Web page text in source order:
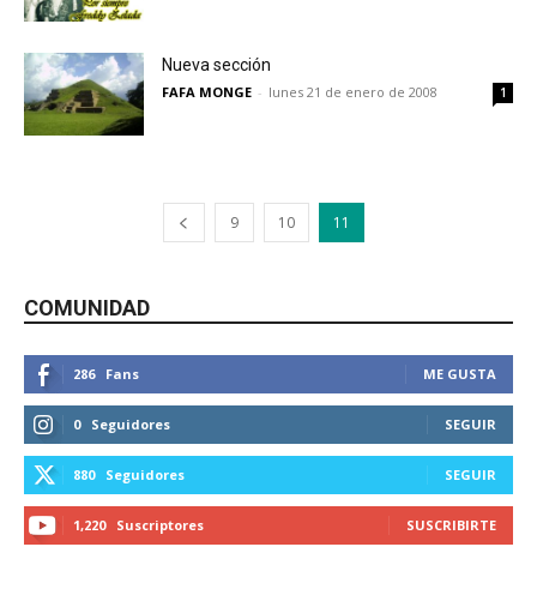
Nueva sección
FAFA MONGE - lunes 21 de enero de 2008 1
9 10 11
COMUNIDAD
286 Fans ME GUSTA
0 Seguidores SEGUIR
880 Seguidores SEGUIR
1,220 Suscriptores SUSCRIBIRTE